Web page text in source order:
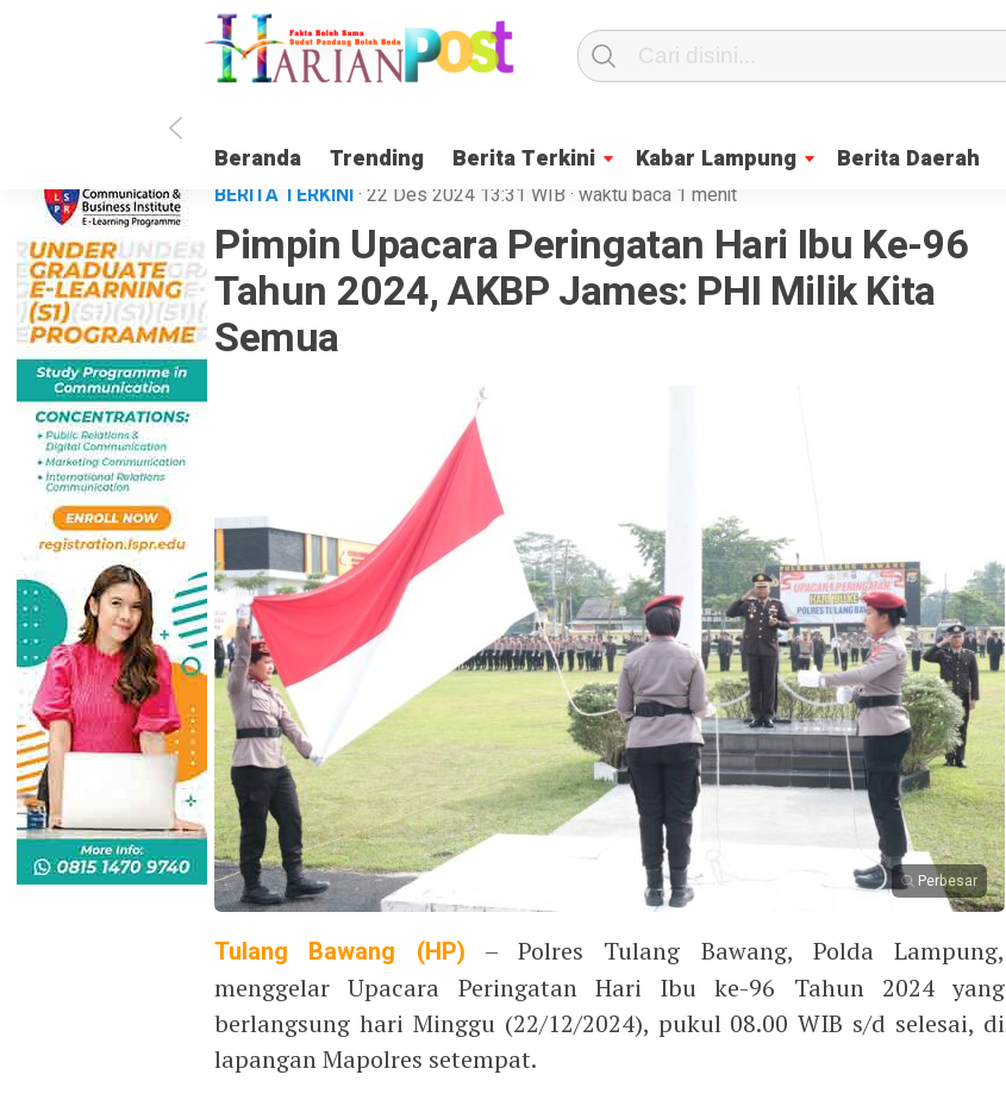
Beranda Trending Berita Terkini Kabar Lampung Berita Daerah
BERITA TERKINI· 22 Des 2024 13:31 WIB · waktu baca 1 menit
Pimpin Upacara Peringatan Hari Ibu Ke-96
Tahun 2024, AKBP James: PHI Milik Kita
Semua
Perbesar
Tulang Bawang (HP) – Polres Tulang Bawang, Polda Lampung,
menggelar Upacara Peringatan Hari Ibu ke-96 Tahun 2024 yang
berlangsung hari Minggu (22/12/2024), pukul 08.00 WIB s/d selesai, di
lapangan Mapolres setempat.